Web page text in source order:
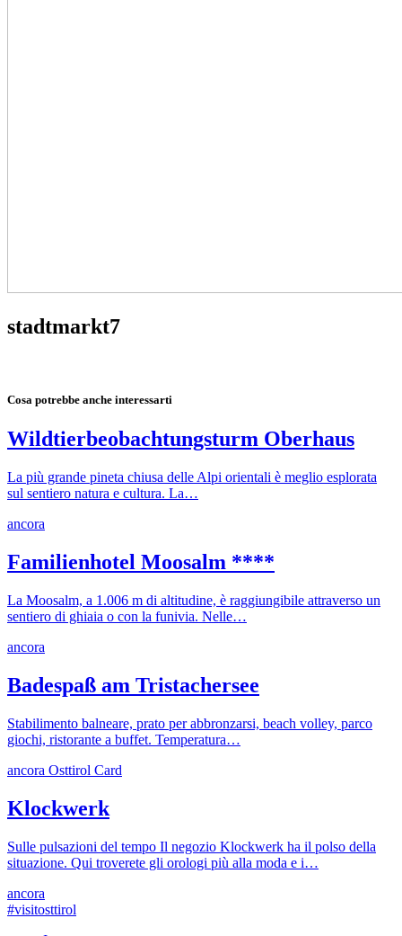
stadtmarkt7
Cosa potrebbe anche interessarti
Wildtierbeobachtungsturm Oberhaus
La più grande pineta chiusa delle Alpi orientali è meglio esplorata
sul sentiero natura e cultura. La…
ancora
Familienhotel Moosalm ****
La Moosalm, a 1.006 m di altitudine, è raggiungibile attraverso un
sentiero di ghiaia o con la funivia. Nelle…
ancora
Badespaß am Tristachersee
Stabilimento balneare, prato per abbronzarsi, beach volley, parco
giochi, ristorante a buffet. Temperatura…
ancora Osttirol Card
Klockwerk
Sulle pulsazioni del tempo Il negozio Klockwerk ha il polso della
situazione. Qui troverete gli orologi più alla moda e i…
ancora
#visitosttirol